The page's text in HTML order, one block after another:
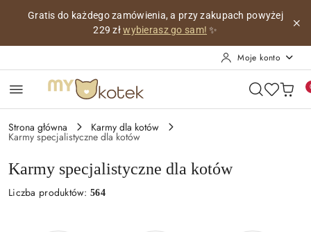
Przejdź do treści głównej
Przejdź do wyszukiwarki
Przejdź do moje konto
Przejdź do menu głównego
Przejdź do stopki
Personalizowana wizytówka z imieniem Twojego kotka,co
miesiąc z innym pięknym obrazkiem!
Moje konto
Strona główna Karmy dla kotów
Karmy specjalistyczne dla kotów
Karmy specjalistyczne dla kotów
Liczba produktów:564